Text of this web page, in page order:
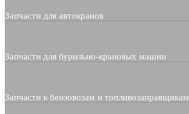
Запчасти для автокранов
Запчасти для бурильно-крановых машин
Запчасти к бензовозам и топливозаправщикам